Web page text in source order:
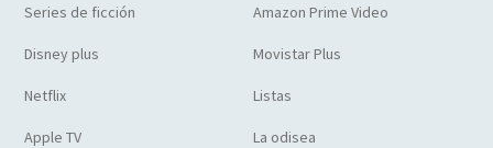
Series de ficción Amazon Prime Video
Disney plus Movistar Plus
Netflix Listas
Apple TV La odisea